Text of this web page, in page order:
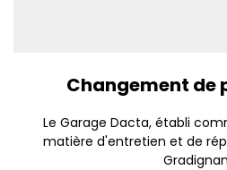
Changement de
Le Garage Dacta, établi
matière d'entretien et de